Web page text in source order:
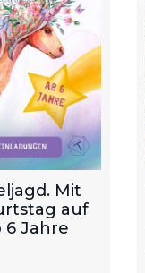
Mit
auf
6 Jahre